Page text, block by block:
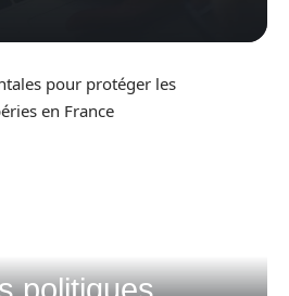
politiques